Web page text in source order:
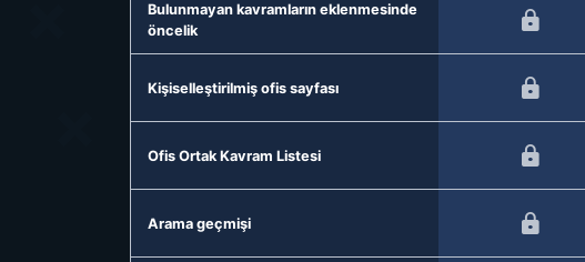
Bulunmayan kavramların eklenmesinde
öncelik
Kişiselleştirilmiş ofis sayfası
Ofis Ortak Kavram Listesi
Arama geçmişi